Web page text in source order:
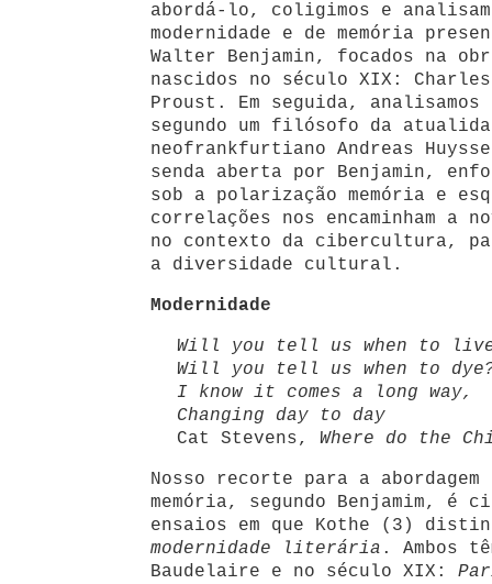
abordá-lo, coligimos e
modernidade e de memória
Walter Benjamin, focados na
nascidos no século XIX:
Proust. Em seguida,
segundo um filósofo da
neofrankfurtiano Andreas
senda aberta por Benjamin,
sob a polarização memória e
correlações nos encaminham a
no contexto da cibercultura,
a diversidade cultural.
Modernidade
Will you tell us when to
Will you tell us when to
I know it comes a long way,
Changing day to day
Cat Stevens, Where do the
Nosso recorte para a abordagem
memória, segundo Benjamim, é
ensaios em que Kothe (3)
modernidade literária . Ambos
Baudelaire e no século XIX: